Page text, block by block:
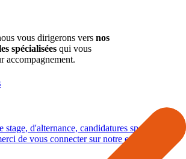
vous dirigerons vers nos
spécialisées qui vous
accompagnement.
stage, d'alternance, candidatures spontanées
de vous connecter sur notre espace